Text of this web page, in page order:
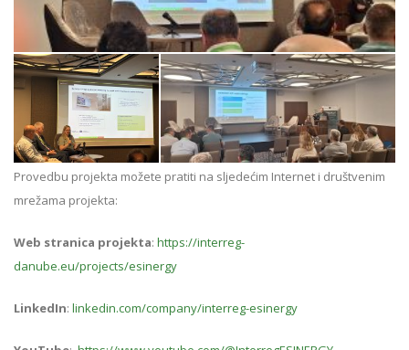
Provedbu projekta možete pratiti na sljedećim Internet i društvenim
mrežama projekta:
Web stranica projekta: https://interreg-
danube.eu/projects/esinergy
LinkedIn: linkedin.com/company/interreg-esinergy